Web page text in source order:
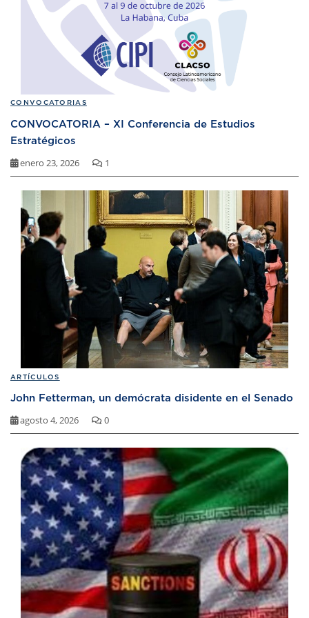
CONVOCATORIAS
CONVOCATORIA – XI Conferencia de Estudios
Estratégicos
enero 23, 2026 1
ARTÍCULOS
John Fetterman, un demócrata disidente en el Senado
agosto 4, 2026 0